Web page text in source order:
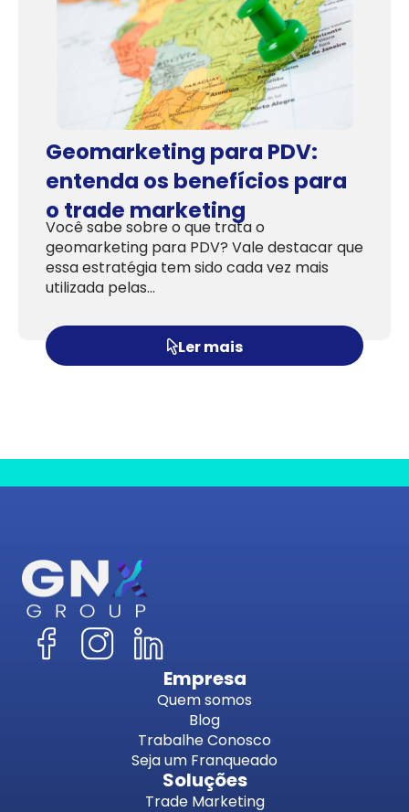
Geomarketing para PDV:
entenda os benefícios para
o trade marketing
Você sabe sobre o que trata o
geomarketing para PDV? Vale destacar que
essa estratégia tem sido cada vez mais
utilizada pelas…
Ler mais
Empresa
Quem somos
Blog
Trabalhe Conosco
Seja um Franqueado
Soluções
Trade Marketing